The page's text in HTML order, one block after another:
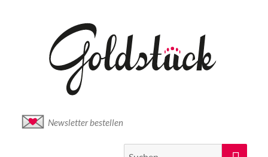
Newsletter bestellen